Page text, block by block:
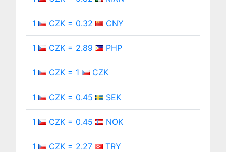
1 CZK = 0.32 CNY
1 CZK = 2.89 PHP
1 CZK = 1 CZK
1 CZK = 0.45 SEK
1 CZK = 0.45 NOK
1 CZK = 2.27 TRY